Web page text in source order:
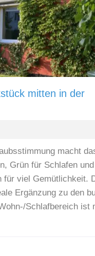
mitten in der
macht
Grün für Schlafen
für viel Gemütlichkeit.
Ergänzung zu den
Schlafbereich ist